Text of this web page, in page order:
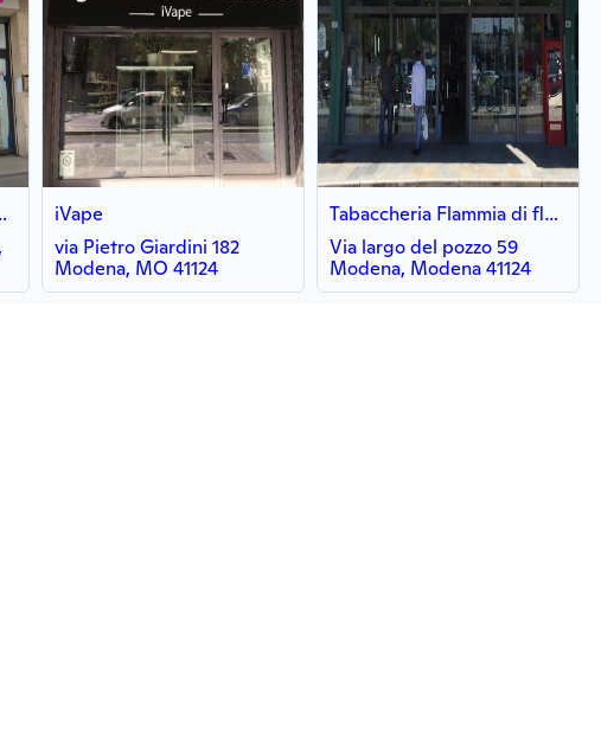
iVape
via Pietro Giardini 182
Modena, MO 41124
Tabaccheria Flammia di flammia alessandro
Via largo del pozzo 59
Modena, Modena 41124